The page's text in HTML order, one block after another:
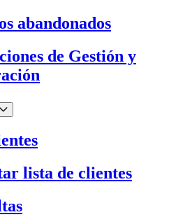
abandonados
de Gestión y
lista de clientes